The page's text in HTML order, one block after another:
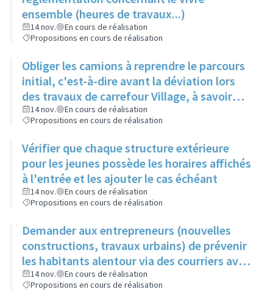
ensemble (heures de travaux...)
14 nov.
En cours de réalisation
Propositions en cours de réalisation
Obliger les camions à reprendre le parcours
initial, c'est-à-dire avant la déviation lors
des travaux de carrefour Village, à savoir
Route de Strasbourg puis rue des Mercières
14 nov.
En cours de réalisation
Propositions en cours de réalisation
Vérifier que chaque structure extérieure
pour les jeunes possède les horaires affichés
à l'entrée et les ajouter le cas échéant
14 nov.
En cours de réalisation
Propositions en cours de réalisation
Demander aux entrepreneurs (nouvelles
constructions, travaux urbains) de prévenir
les habitants alentour via des courriers avec
horaires, durée et perturbation de
circulation éventuelle
14 nov.
En cours de réalisation
Propositions en cours de réalisation